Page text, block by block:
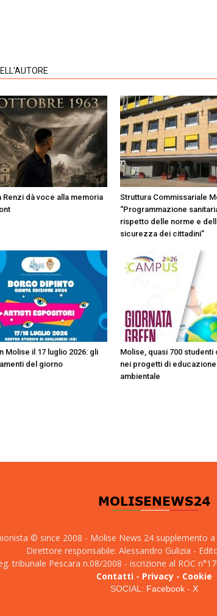
Renzi dà voce alla memoria
Struttura Commissariale
“Programmazione
rispetto delle norme e
sicurezza dei cittadini”
Molise il 17 luglio 2026: gli
del giorno
Molise, quasi 700 studenti
nei progetti di educazione
ambientale
© since 2008 - Molise News 24 supplemento
Direttore responsabile: Alessandro Gulizia -
tribunale Pescara n.08/2008 - iscrizione al ROC
Contatti- Privacy- Cookie
SOCIAL: Facebook- X